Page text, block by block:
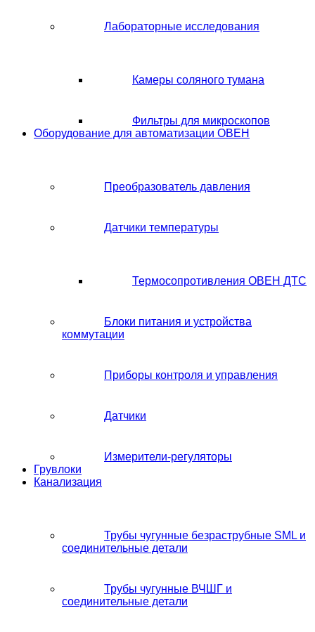
Лабораторные исследования
Камеры соляного тумана
Фильтры для микроскопов
Оборудование для автоматизации ОВЕН
Преобразователь давления
Датчики температуры
Термосопротивления ОВЕН ДТС
Блоки питания и устройства
коммутации
Приборы контроля и управления
Датчики
Измерители-регуляторы
Грувлоки
Канализация
Трубы чугунные безраструбные SML и
соединительные детали
Трубы чугунные ВЧШГ и
соединительные детали